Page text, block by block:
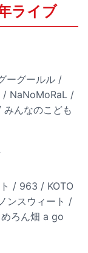
ライブ
ーグールル /
/ NaNoMoRaL /
んなのこども
/ 963 / KOTO
ンスウィート /
ろん畑 a go